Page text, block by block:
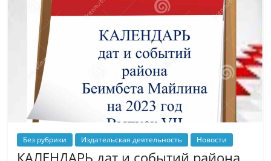
Без рубрики Издательская деятельность Новости
КАЛЕНДАРЬ дат и событий района